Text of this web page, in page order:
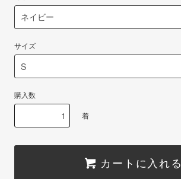
サイズ
購入数
着
カートに入れる